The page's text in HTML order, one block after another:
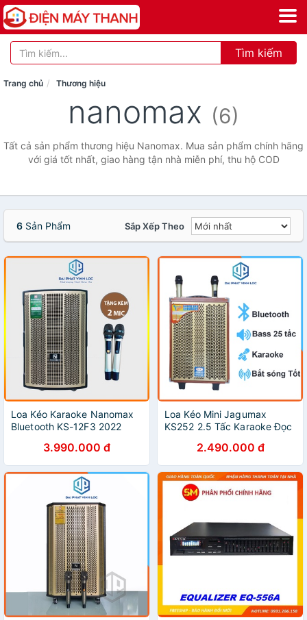
Tìm kiếm
Trang chủ Thương hiệu
nanomax (6)
Tất cả sản phẩm thương hiệu Nanomax. Mua sản phẩm chính hãng
với giá tốt nhất, giao hàng tận nhà miễn phí, thu hộ COD
6 Sản Phẩm Sắp Xếp Theo
Loa Kéo Karaoke Nanomax
Bluetooth KS-12F3 2022
Được Usb Thẻ Nhớ Công
Suất 500w Có Bánh Xe Cao
cấp
3.990.000 đ
Loa Kéo Mini Jagumax
KS252 2.5 Tấc Karaoke Đọc
Công Suất 200w Tay Kéo
Vân Gỗ Tặng 2Mic Bluetooth
2.490.000 đ